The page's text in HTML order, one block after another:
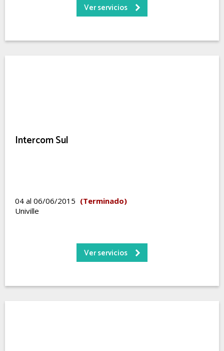
Ver servicios
Intercom Sul
04 al 06/06/2015 (Terminado)
Univille
Ver servicios